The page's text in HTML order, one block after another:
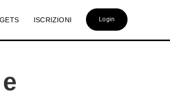
ISCRIZIONI Login